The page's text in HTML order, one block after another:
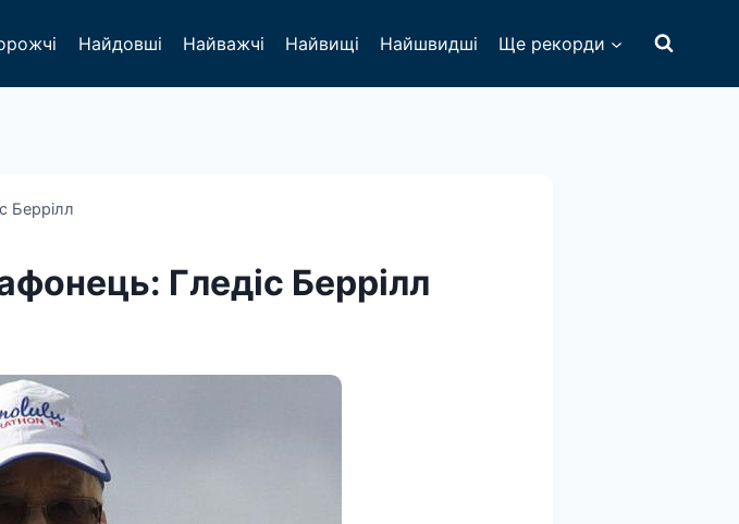
Найдовші Найважчі Найвищі Найшвидші Ще рекорди
Беррілл
Гледіс Беррілл